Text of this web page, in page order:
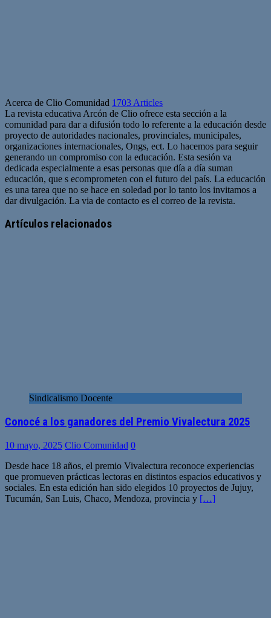
Acerca de Clio Comunidad 1703 Articles
La revista educativa Arcón de Clio ofrece esta sección a la
comunidad para dar a difusión todo lo referente a la educación desde
proyecto de autoridades nacionales, provinciales, municipales,
organizaciones internacionales, Ongs, ect. Lo hacemos para seguir
generando un compromiso con la educación. Esta sesión va
dedicada especialmente a esas personas que día a día suman
educación, que s ecomprometen con el futuro del país. La educación
es una tarea que no se hace en soledad por lo tanto los invitamos a
dar divulgación. La via de contacto es el correo de la revista.
web
Artículos relacionados
Sindicalismo Docente
Conocé a los ganadores del Premio Vivalectura 2025
10 mayo, 2025 Clio Comunidad 0
Desde hace 18 años, el premio Vivalectura reconoce experiencias
que promueven prácticas lectoras en distintos espacios educativos y
sociales. En esta edición han sido elegidos 10 proyectos de Jujuy,
Tucumán, San Luis, Chaco, Mendoza, provincia y […]